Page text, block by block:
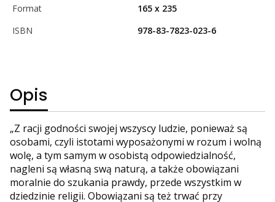
Format
165 x 235
ISBN
978-83-7823-023-6
Opis
„Z racji godności swojej wszyscy ludzie, ponieważ są
osobami, czyli istotami wyposażonymi w rozum i wolną
wolę, a tym samym w osobistą odpowiedzialność,
nagleni są własną swą naturą, a także obowiązani
moralnie do szukania prawdy, przede wszystkim w
dziedzinie religii. Obowiązani są też trwać przy